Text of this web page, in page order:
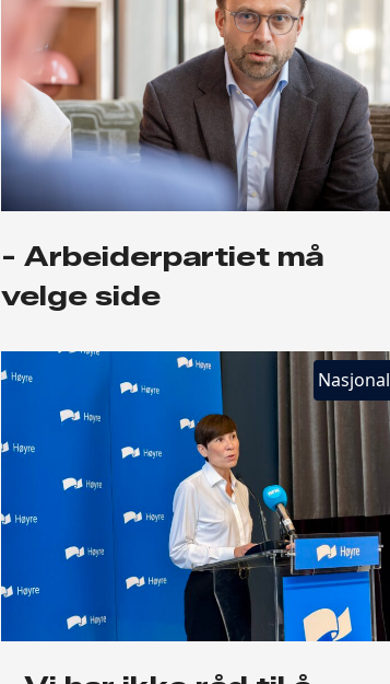
- Arbeiderpartiet må
velge side
Nasjonal